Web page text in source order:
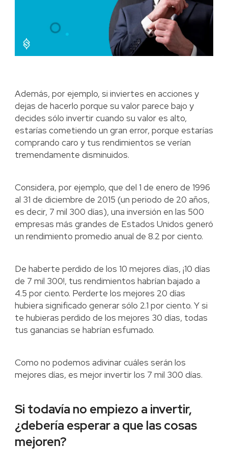
Además, por ejemplo, si inviertes en acciones y
dejas de hacerlo porque su valor parece bajo y
decides sólo invertir cuando su valor es alto,
estarías cometiendo un gran error, porque estarías
comprando caro y tus rendimientos se verían
tremendamente disminuidos.
Considera, por ejemplo, que del 1 de enero de 1996
al 31 de diciembre de 2015 (un periodo de 20 años,
es decir, 7 mil 300 días), una inversión en las 500
empresas más grandes de Estados Unidos generó
un rendimiento promedio anual de 8.2 por ciento.
De haberte perdido de los 10 mejores días, ¡10 días
de 7 mil 300!, tus rendimientos habrían bajado a
4.5 por ciento. Perderte los mejores 20 días
hubiera significado generar sólo 2.1 por ciento. Y si
te hubieras perdido de los mejores 30 días, todas
tus ganancias se habrían esfumado.
Como no podemos adivinar cuáles serán los
mejores días, es mejor invertir los 7 mil 300 días.
Si todavía no empiezo a invertir,
¿debería esperar a que las cosas
mejoren?